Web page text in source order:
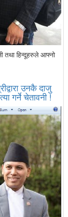
तथा हिन्दूहरुले आफ्नो
उनकै दाजु
गर्ने चेतावनी !